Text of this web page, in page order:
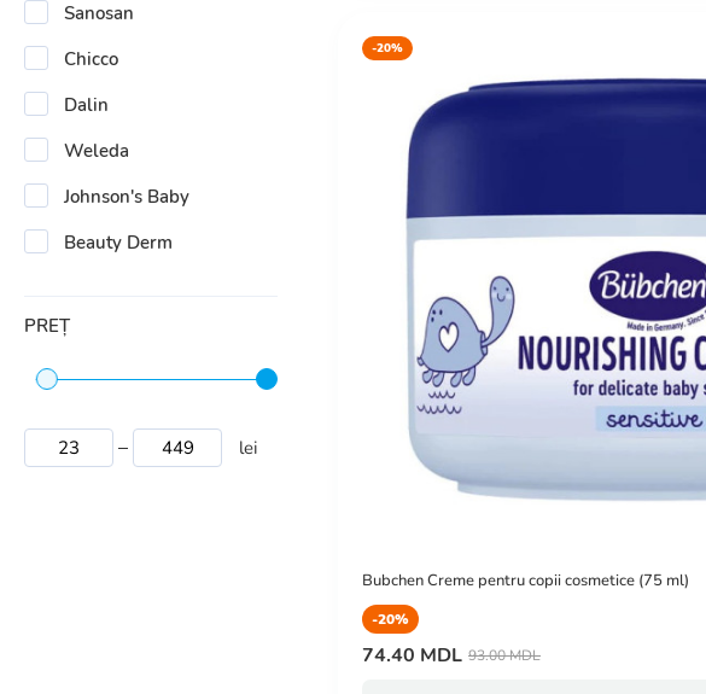
Sanosan
Chicco
Dalin
Weleda
Johnson's Baby
Beauty Derm
PREȚ
lei
-20%
Bubchen Creme pentru copii cosmetice (75 ml)
-20%
74.40 MDL 93.00 MDL